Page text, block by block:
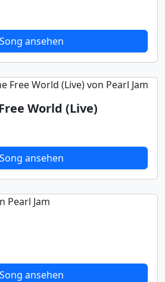
Song ansehen
World (Live)
Song ansehen
Song ansehen